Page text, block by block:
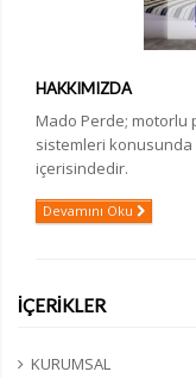
HAKKIMIZDA
Mado Perde; motorlu
sistemleri konusunda
içerisindedir.
Devamını Oku
İÇERİKLER
KURUMSAL